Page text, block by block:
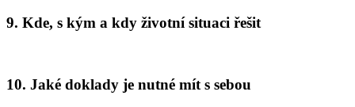
9. Kde, s kým a kdy životní situaci řešit
10. Jaké doklady je nutné mít s sebou